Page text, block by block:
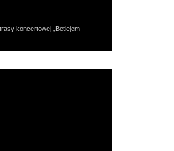
koncertowej „Betlejem